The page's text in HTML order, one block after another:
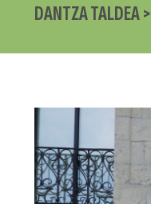
DANTZA TALDEA >